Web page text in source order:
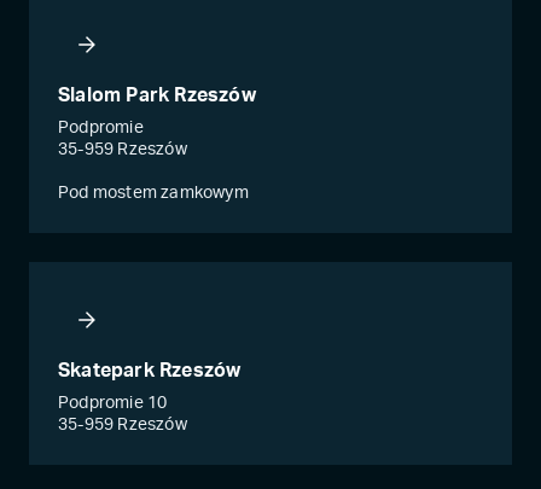
Slalom Park Rzeszów
Podpromie
35-959 Rzeszów
Pod mostem zamkowym
Skatepark Rzeszów
Podpromie 10
35-959 Rzeszów